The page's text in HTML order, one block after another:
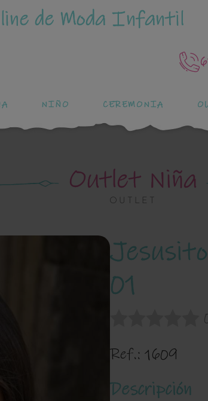
de Moda Infantil
NIÑO CEREMONIA
Outlet Niña
OUTLET
01
Ref.: 1609
Descripción